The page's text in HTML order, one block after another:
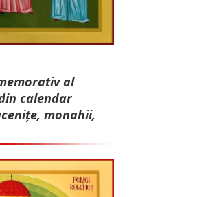
al
calendar
monahii,